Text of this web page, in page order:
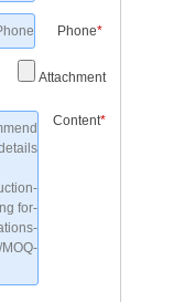
*
Phone
Attachment
*
Content